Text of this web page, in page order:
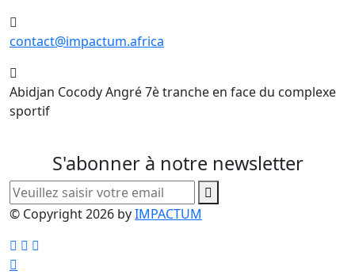
contact@impactum.africa
Abidjan Cocody Angré 7è tranche en face du complexe
sportif
S'abonner à notre newsletter
© Copyright 2026 byIMPACTUM